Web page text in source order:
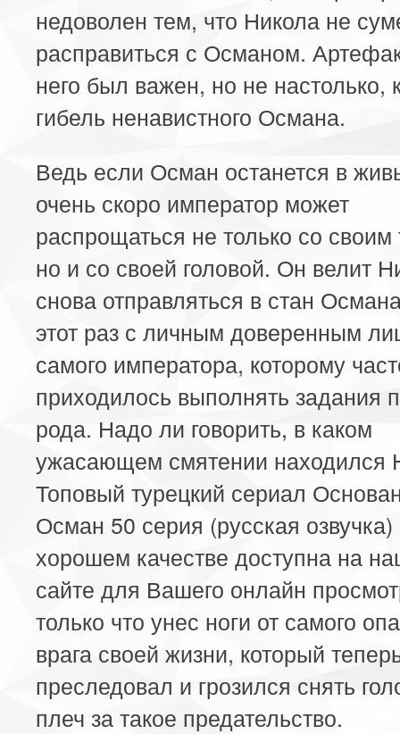
недоволен тем, что Никола не
расправиться с Османом.
него был важен, но не настолько,
гибель ненавистного Османа.
Ведь если Осман останется в
очень скоро император может
распрощаться не только со
но и со своей головой. Он велит
снова отправляться в стан
этот раз с личным доверенным
самого императора, которому
приходилось выполнять задания
рода. Надо ли говорить, в каком
ужасающем смятении находился
Топовый турецкий сериал
Осман 50 серия (русская озвучка)
хорошем качестве доступна на
сайте для Вашего онлайн
только что унес ноги от самого
врага своей жизни, который
преследовал и грозился снять
плеч за такое предательство.